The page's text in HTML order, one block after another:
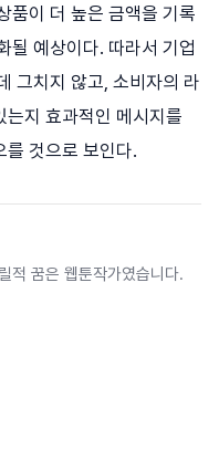
품이 더 높은 금액을 기록
될 예상이다. 따라서 기업
그치지 않고, 소비자의 라
지 효과적인 메시지를
를 것으로 보인다.
적 꿈은 웹툰작가였습니다.